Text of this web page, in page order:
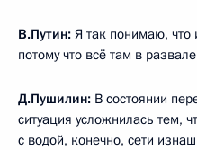
В.Путин: Я так понимаю, что
потому что всё там в
Д.Пушилин: В состоянии
ситуация усложнилась тем,
с водой, конечно, сети